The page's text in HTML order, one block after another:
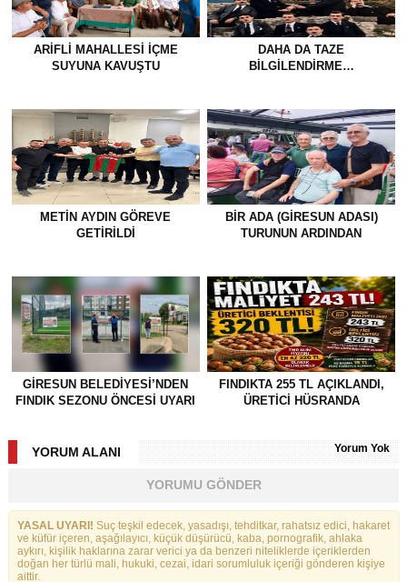
ARIFLI MAHALLESI İÇME
SUYUNA KAVUŞTU
DAHA DA TAZE
BİLGİLENDİRME…
METİN AYDIN GÖREVE
GETİRİLDİ
BİR ADA (GİRESUN ADASI)
TURUNUN ARDINDAN
GİRESUN BELEDİYESİ’NDEN
FINDIK SEZONU ÖNCESİ UYARI
FINDIKTA 255 TL AÇIKLANDI,
ÜRETİCİ HÜSRANDA
YORUM ALANI Yorum Yok
YORUMU GÖNDER
YASAL UYARI! Suç teşkil edecek, yasadışı, tehditkar, rahatsız edici, hakaret
ve küfür içeren, aşağılayıcı, küçük düşürücü, kaba, pornografik, ahlaka
aykırı, kişilik haklarına zarar verici ya da benzeri niteliklerde içeriklerden
doğan her türlü mali, hukuki, cezai, idari sorumluluk içeriği gönderen kişiye
aittir.